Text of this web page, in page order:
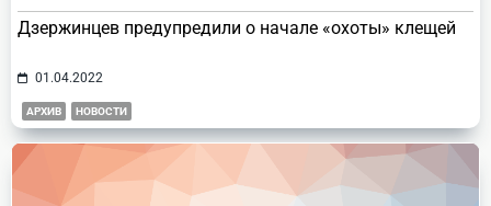
Дзержинцев предупредили о начале «охоты» клещей
01.04.2022
АРХИВ НОВОСТИ